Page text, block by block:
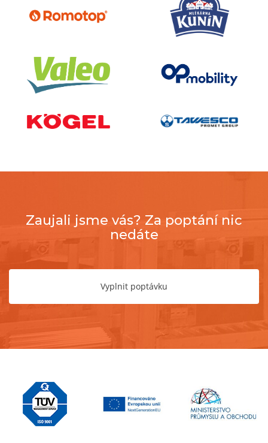
Zaujali jsme vás? Za poptání nic
nedáte
Vyplnit poptávku